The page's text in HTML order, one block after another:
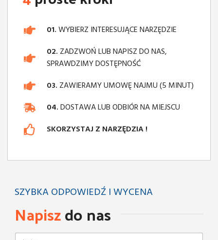
01.WYBIERZ INTERESUJĄCE NARZĘDZIE
02. ZADZWOŃ LUB NAPISZ DO NAS,
SPRAWDZIMY DOSTĘPNOŚĆ
03. ZAWIERAMY UMOWĘ NAJMU (5 MINUT)
04.DOSTAWA LUB ODBIÓR NA MIEJSCU
SKORZYSTAJ Z NARZĘDZIA !
SZYBKA ODPOWIEDŹ I WYCENA
Napiszdo nas